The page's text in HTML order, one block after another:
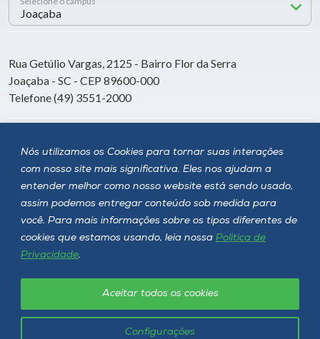
Nós utilizamos os Cookies para tornar suas interações
com nosso site mais significativa. Eles nos ajudam a
entender melhor como nosso website está sendo usado,
assim podemos entregar conteúdo sob medida para
você. Para mais informações sobre os tipos diferentes de
cookies que estamos usando, leia nossa Política de
Privacidade.
Configurações
Aceitar todos os cookies
Rua Getúlio Vargas, 2125 - Bairro Flor da Serra
Joaçaba - SC - CEP 89600-000
Telefone (49) 3551-2000
Siga a Unoesc
Unoesc © 2026 - Todos os direitos reservados
Política de privacidade LGPD